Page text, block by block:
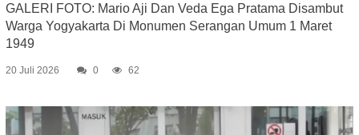
GALERI FOTO: Mario Aji Dan Veda Ega Pratama Disambut
Warga Yogyakarta Di Monumen Serangan Umum 1 Maret
1949
20 Juli 2026 0 62